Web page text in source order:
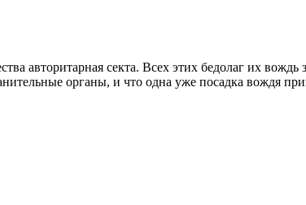
авторитарная секта. Всех этих бедолаг их вождь
органы, и что одна уже посадка вождя